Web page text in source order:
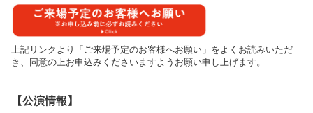
上記リンクより「ご来場予定のお客様へお願い」をよくお読みいただ
き、同意の上お申込みくださいますようお願い申し上げます。
【公演情報】